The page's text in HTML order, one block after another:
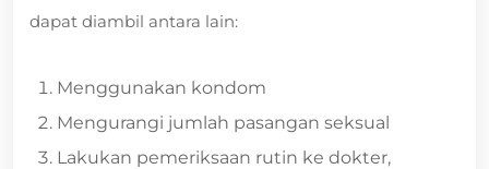
dapat diambil antara lain:
Menggunakan kondom
Mengurangi jumlah pasangan seksual
Lakukan pemeriksaan rutin ke dokter,